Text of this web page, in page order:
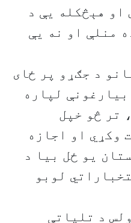
او هېڅکله یې د
منلې او نه یې
د جګړو پر ځای
لپاره
تر څو خپل
وکړي او اجازه
یو ځل بیا د
لوبو
د تلپاتې